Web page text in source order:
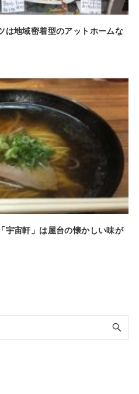
は地域密着型のアットホームな
宇宙軒」は屋台の懐かしい味が